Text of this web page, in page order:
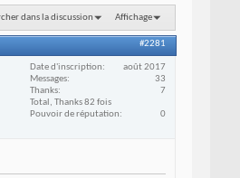
dans la discussion Affichage
#2281
Date d'inscription
août 2017
Messages
33
Thanks
7
Total, Thanks 82 fois
Pouvoir de réputation
0